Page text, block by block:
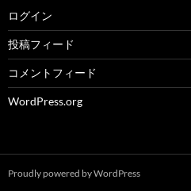
ログイン
投稿フィード
コメントフィード
WordPress.org
Proudly powered by WordPress